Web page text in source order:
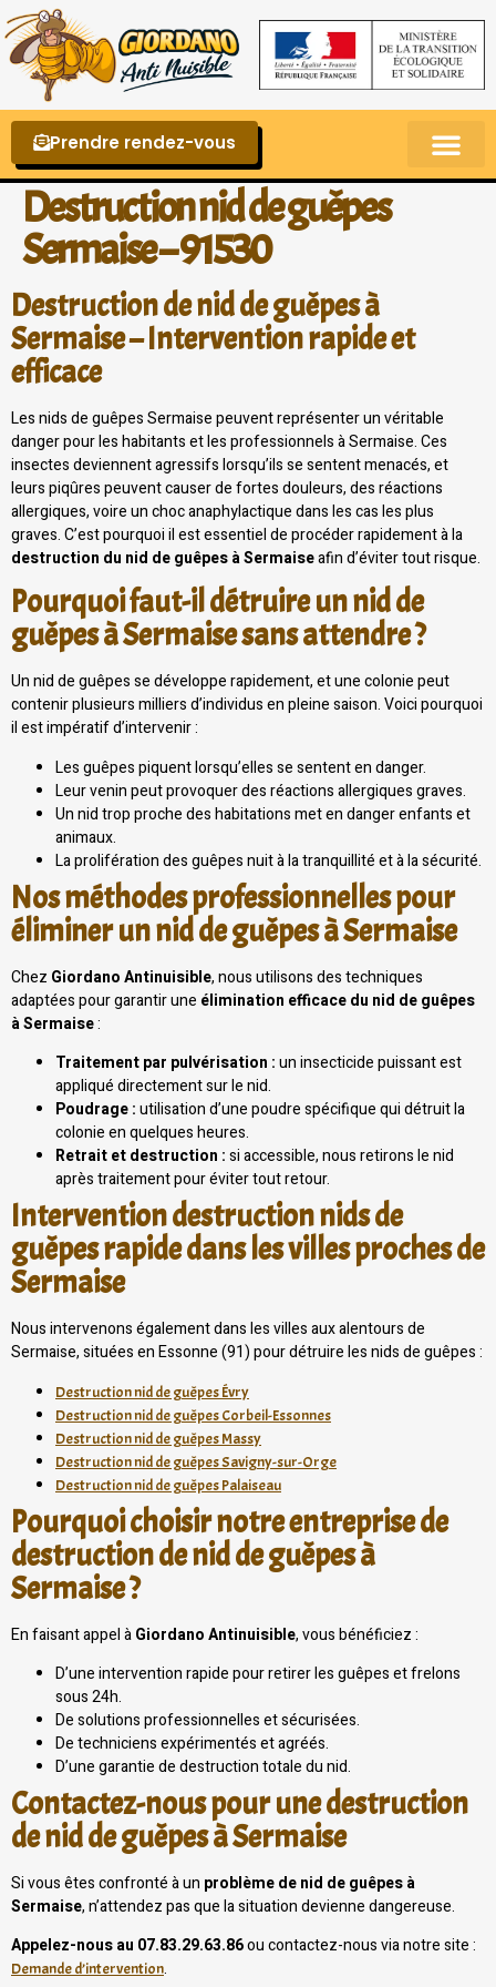
Prendre rendez-vous
Destruction nid de guêpes
Sermaise – 91530
Destruction de nid de guêpes à
Sermaise – Intervention rapide et
efficace
Les nids de guêpes Sermaise peuvent représenter un véritable
danger pour les habitants et les professionnels à Sermaise. Ces
insectes deviennent agressifs lorsqu’ils se sentent menacés, et
leurs piqûres peuvent causer de fortes douleurs, des réactions
allergiques, voire un choc anaphylactique dans les cas les plus
graves. C’est pourquoi il est essentiel de procéder rapidement à la
destruction du nid de guêpes à Sermaiseafin d’éviter tout risque.
Pourquoi faut-il détruire un nid de
guêpes à Sermaise sans attendre ?
Un nid de guêpes se développe rapidement, et une colonie peut
contenir plusieurs milliers d’individus en pleine saison. Voici pourquoi
il est impératif d’intervenir :
Les guêpes piquent lorsqu’elles se sentent en danger.
Leur venin peut provoquer des réactions allergiques graves.
Un nid trop proche des habitations met en danger enfants et
animaux.
La prolifération des guêpes nuit à la tranquillité et à la sécurité.
Nos méthodes professionnelles pour
éliminer un nid de guêpes à Sermaise
Chez Giordano Antinuisible, nous utilisons des techniques
adaptées pour garantir une élimination efficace du nid de guêpes
à Sermaise:
Traitement par pulvérisation :un insecticide puissant est
appliqué directement sur le nid.
Poudrage :utilisation d’une poudre spécifique qui détruit la
colonie en quelques heures.
Retrait et destruction :si accessible, nous retirons le nid
après traitement pour éviter tout retour.
Intervention destruction nids de
guêpes rapide dans les villes proches de
Sermaise
Nous intervenons également dans les villes aux alentours de
Sermaise, situées en Essonne (91) pour détruire les nids de guêpes :
Destruction nid de guêpes Évry
Destruction nid de guêpes Corbeil-Essonnes
Destruction nid de guêpes Massy
Destruction nid de guêpes Savigny-sur-Orge
Destruction nid de guêpes Palaiseau
Pourquoi choisir notre entreprise de
destruction de nid de guêpes à
Sermaise ?
En faisant appel àGiordano Antinuisible, vous bénéficiez :
D’une intervention rapide pour retirer les guêpes et frelons
sous 24h.
De solutions professionnelles et sécurisées.
De techniciens expérimentés et agréés.
D’une garantie de destruction totale du nid.
Contactez-nous pour une destruction
de nid de guêpes à Sermaise
Si vous êtes confronté à un problème de nid de guêpes à
Sermaise, n’attendez pas que la situation devienne dangereuse.
Appelez-nous au 07.83.29.63.86ou contactez-nous via notre site :
Demande d’intervention.